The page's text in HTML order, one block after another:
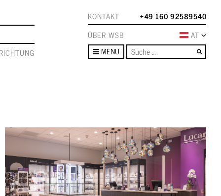
KONTAKT
+49 160 92589540
ÜBER WSB
AT
MENU